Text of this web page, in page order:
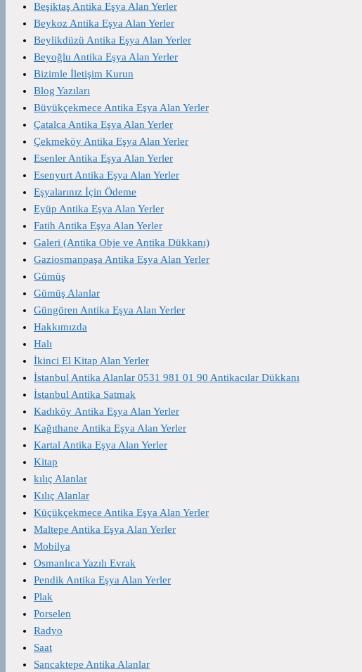
Beşiktaş Antika Eşya Alan Yerler
Beykoz Antika Eşya Alan Yerler
Beylikdüzü Antika Eşya Alan Yerler
Beyoğlu Antika Eşya Alan Yerler
Bizimle İletişim Kurun
Blog Yazıları
Büyükçekmece Antika Eşya Alan Yerler
Çatalca Antika Eşya Alan Yerler
Çekmeköy Antika Eşya Alan Yerler
Esenler Antika Eşya Alan Yerler
Esenyurt Antika Eşya Alan Yerler
Eşyalarınız İçin Ödeme
Eyüp Antika Eşya Alan Yerler
Fatih Antika Eşya Alan Yerler
Galeri (Antika Obje ve Antika Dükkanı)
Gaziosmanpaşa Antika Eşya Alan Yerler
Gümüş
Gümüş Alanlar
Güngören Antika Eşya Alan Yerler
Hakkımızda
Halı
İkinci El Kitap Alan Yerler
İstanbul Antika Alanlar 0531 981 01 90 Antikacılar Dükkanı
İstanbul Antika Satmak
Kadıköy Antika Eşya Alan Yerler
Kağıthane Antika Eşya Alan Yerler
Kartal Antika Eşya Alan Yerler
Kitap
kılıç Alanlar
Kılıç Alanlar
Küçükçekmece Antika Eşya Alan Yerler
Maltepe Antika Eşya Alan Yerler
Mobilya
Osmanlıca Yazılı Evrak
Pendik Antika Eşya Alan Yerler
Plak
Porselen
Radyo
Saat
Sancaktepe Antika Alanlar